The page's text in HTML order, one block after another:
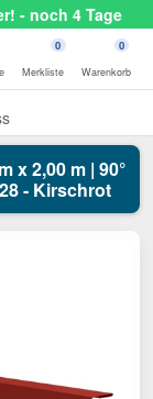
- noch 4 Tage
0
Merkliste
0
Warenkorb
x 2,00 m | 90°
- Kirschrot